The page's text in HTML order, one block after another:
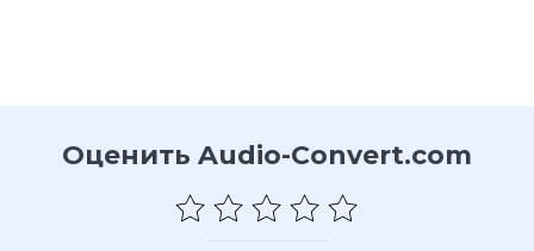
Оценить Audio-Convert.com